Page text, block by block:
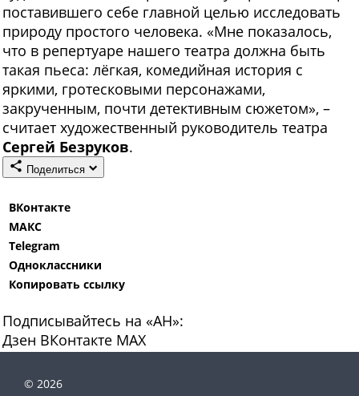
поставившего себе главной целью исследовать
природу простого человека. «Мне показалось,
что в репертуаре нашего театра должна быть
такая пьеса: лёгкая, комедийная история с
яркими, гротесковыми персонажами,
закрученным, почти детективным сюжетом», –
считает художественный руководитель театра
Сергей Безруков.
Поделиться
ВКонтакте
МАКС
Telegram
Одноклассники
Копировать ссылку
Подписывайтесь на «АН»:
Дзен ВКонтакте МАХ
© 2026